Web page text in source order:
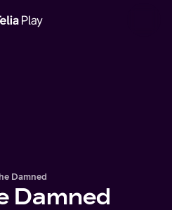
Damned
Damned